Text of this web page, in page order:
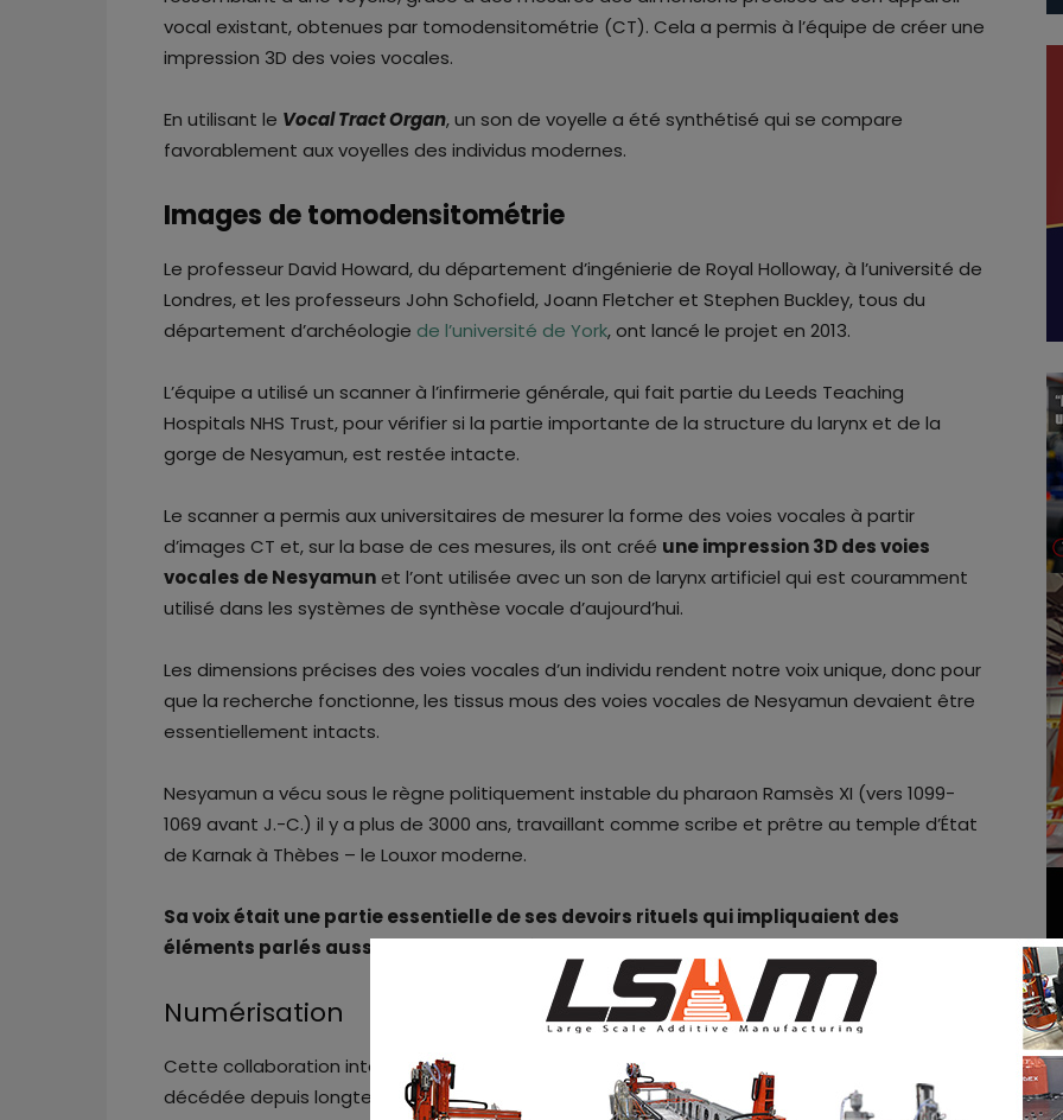
vocal existant, obtenues par tomodensitométrie (CT). Cela a permis à l’équipe de créer une
impression 3D des voies vocales.
En utilisant le Vocal Tract Organ, un son de voyelle a été synthétisé qui se compare
favorablement aux voyelles des individus modernes.
Images de tomodensitométrie
Le professeur David Howard, du département d’ingénierie de Royal Holloway, à l’université de
Londres, et les professeurs John Schofield, Joann Fletcher et Stephen Buckley, tous du
département d’archéologie de l’université de York, ont lancé le projet en 2013.
L’équipe a utilisé un scanner à l’infirmerie générale, qui fait partie du Leeds Teaching
Hospitals NHS Trust, pour vérifier si la partie importante de la structure du larynx et de la
gorge de Nesyamun, est restée intacte.
Le scanner a permis aux universitaires de mesurer la forme des voies vocales à partir
d’images CT et, sur la base de ces mesures, ils ont créé une impression 3D des voies
vocales de Nesyamunet l’ont utilisée avec un son de larynx artificiel qui est couramment
utilisé dans les systèmes de synthèse vocale d’aujourd’hui.
Les dimensions précises des voies vocales d’un individu rendent notre voix unique, donc pour
que la recherche fonctionne, les tissus mous des voies vocales de Nesyamun devaient être
essentiellement intacts.
Nesyamun a vécu sous le règne politiquement instable du pharaon Ramsès XI (vers 1099-
1069 avant J.-C.) il y a plus de 3000 ans, travaillant comme scribe et prêtre au temple d’État
de Karnak à Thèbes – le Louxor moderne.
Sa voix était une partie essentielle de ses devoirs rituels qui impliquaient des
éléments parlés aussi bien que chantés.
Numérisation
Cette collaboration interdisciplinaire innovante a permis d’entendre le chant d’une personne
décédée depuis longtemps grâce à la préservation des tissus mous et aux nouveaux